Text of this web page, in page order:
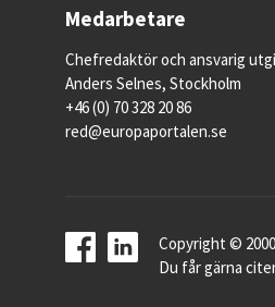
Medarbetare
Chefredaktör och ansvarig
Anders Selnes, Stockholm
+46 (0) 70 328 20 86
red@europaportalen.se
Copyright ©
Du får gärna